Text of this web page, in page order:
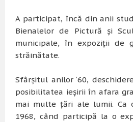
A participat, încă din anii
Bienalelor de Pictură şi
municipale, în expoziţii de
străinătate.
Sfârşitul anilor ‘60,
posibilitatea ieşirii în afara
mai multe ţări ale lumii. Ca
1968, când participă la o